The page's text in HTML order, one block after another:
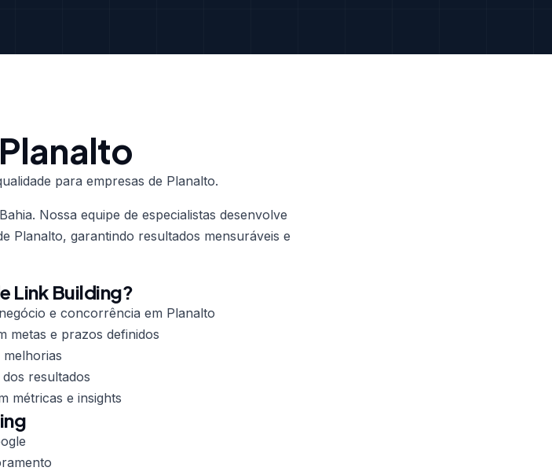
para empresas de Planalto.
Nossa equipe de especialistas desenvolve
Planalto, garantindo resultados mensuráveis e
Link Building?
e concorrência em Planalto
metas e prazos definidos
melhorias
resultados
métricas e insights